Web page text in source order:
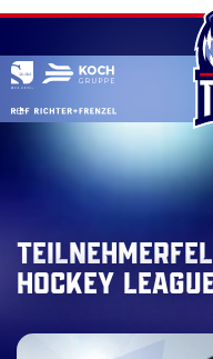
Skip
content
Hockey